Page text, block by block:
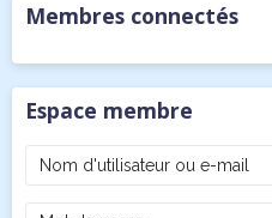
Membres connectés
Espace membre